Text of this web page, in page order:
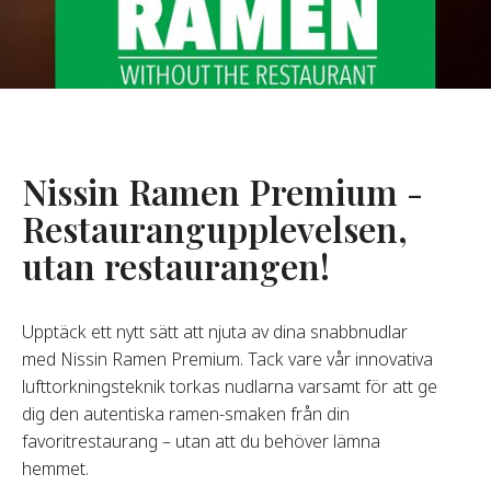
Vanliga
Nissin Ramen Premium -
Restaurangupplevelsen,
utan restaurangen!
Upptäck ett nytt sätt att njuta av dina snabbnudlar
med Nissin Ramen Premium. Tack vare vår innovativa
lufttorkningsteknik torkas nudlarna varsamt för att ge
dig den autentiska ramen-smaken från din
favoritrestaurang – utan att du behöver lämna
hemmet.